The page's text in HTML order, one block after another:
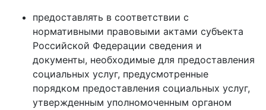
предоставлять в соответствии с
нормативными правовыми актами субъекта
Российской Федерации сведения и
документы, необходимые для предоставления
социальных услуг, предусмотренные
порядком предоставления социальных услуг,
утвержденным уполномоченным органом